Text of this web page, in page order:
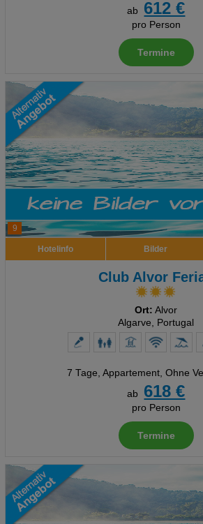
ab
612 €
pro Person
Termine
9
Hotelinfo Bilder
Club Alvor
Ort: Alvor
Algarve, Portugal
7 Tage, Appartement, Ohne
ab
618 €
pro Person
Termine